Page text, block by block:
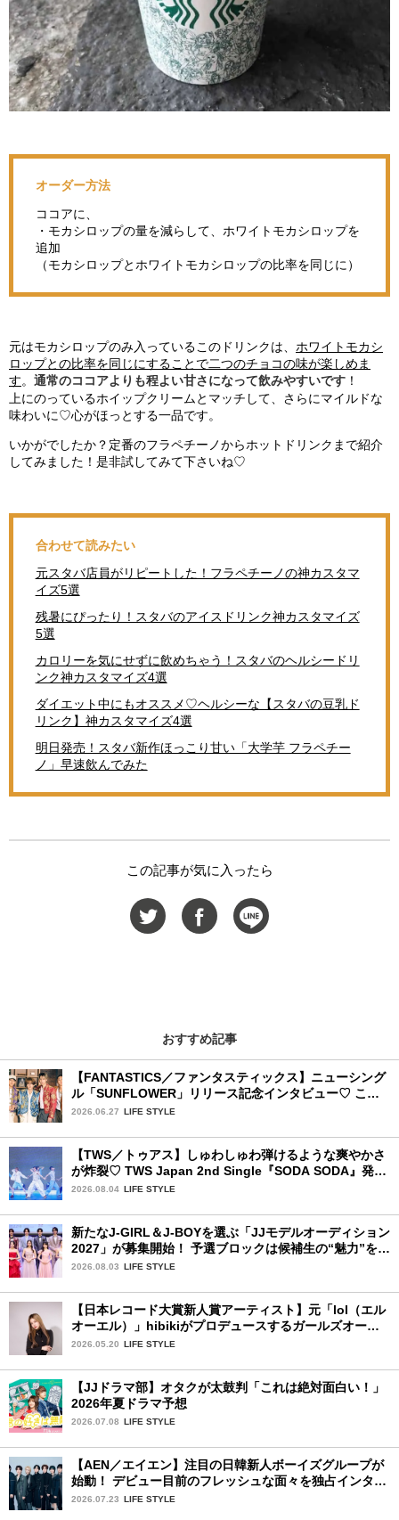
オーダー方法
ココアに、
・モカシロップの量を減らして、ホワイトモカシロップを
追加
（モカシロップとホワイトモカシロップの比率を同じに）
元はモカシロップのみ入っているこのドリンクは、 ホワイトモカシ
ロップとの比率を同じにすることで二つのチョコの味が楽しめま
す。 通常のココアよりも程よい甘さになって飲みやすいです ！
上にのっているホイップクリームとマッチして、さらにマイルドな
味わいに♡心がほっとする一品です。
いかがでしたか？定番のフラペチーノからホットドリンクまで紹介
してみました！是非試してみて下さいね♡
合わせて読みたい
元スタバ店員がリピートした！フラペチーノの神カスタマ
イズ5選
残暑にぴったり！スタバのアイスドリンク神カスタマイズ
5選
カロリーを気にせずに飲めちゃう！スタバのヘルシードリ
ンク神カスタマイズ4選
ダイエット中にもオススメ♡ヘルシーな【スタバの豆乳ド
リンク】神カスタマイズ4選
明日発売！スタバ新作ほっこり甘い「大学芋 フラペチー
ノ」早速飲んでみた
この記事が気に入ったら
おすすめ記事
【FANTASTICS／ファンタスティックス】ニューシング
ル「SUNFLOWER」リリース記念インタビュー♡ この
夏楽しみにしていることは？
2026.06.27 LIFE STYLE
【TWS／トゥアス】しゅわしゅわ弾けるような爽やかさ
が炸裂♡ TWS Japan 2nd Single『SODA SODA』発売
記念SPECIAL SHOWCASEを詳細レポ
2026.08.04 LIFE STYLE
新たなJ-GIRL＆J-BOYを選ぶ「JJモデルオーディション
2027」が募集開始！ 予選ブロックは候補生の“魅力”を重
視した「新システム」に変わります
2026.08.03 LIFE STYLE
【日本レコード大賞新人賞アーティスト】元「lol（エル
オーエル）」hibikiがプロデュースするガールズオーデ
ィションが始動！ 応募は5月31日（日）まで
2026.05.20 LIFE STYLE
【JJドラマ部】オタクが太鼓判「これは絶対面白い！」
2026年夏ドラマ予想
2026.07.08 LIFE STYLE
【AEN／エイエン】注目の日韓新人ボーイズグループが
始動！ デビュー目前のフレッシュな面々を独占インタビ
ュー。7人の魅力に迫ります♪
2026.07.23 LIFE STYLE